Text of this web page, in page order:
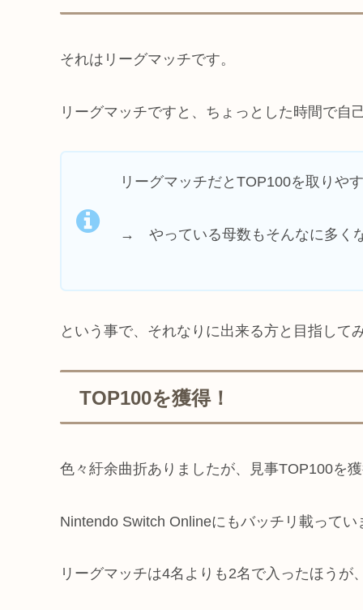
それはリーグマッチです。
リーグマッチですと、ちょっとした時間で自
リーグマッチだとTOP100を取りや
→ やっている母数もそんなに多く
という事で、それなりに出来る方と目指して
TOP100を獲得！
色々紆余曲折ありましたが、見事TOP100を
Nintendo Switch Onlineにもバッチリ載って
リーグマッチは4名よりも2名で入ったほう